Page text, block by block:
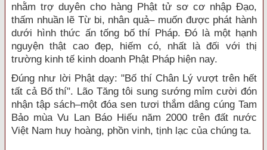
nhằm trợ duyên cho hàng Phật tử sơ cơ nhập Ðạo,
thấm nhuần lẽ Từ bi, nhân quả– muốn được phát hành
dưới hình thức ấn tống bố thí Pháp. Ðó là một hạnh
nguyện thật cao đẹp, hiếm có, nhất là đối với thị
trường kinh tế kinh doanh Phật Pháp hiện nay.
Ðúng như lời Phật dạy: "Bố thí Chân Lý vượt trên hết
tất cả Bố thí". Lão Tăng tôi sung sướng mỉm cười đón
nhận tập sách–một đóa sen tươi thắm dâng cúng Tam
Bảo mùa Vu Lan Báo Hiếu năm 2000 trên đất nước
Việt Nam huy hoàng, phồn vinh, tịnh lạc của chúng ta.